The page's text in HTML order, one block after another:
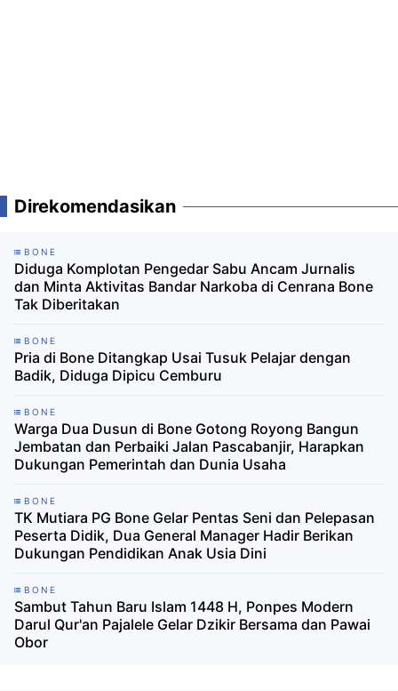
Direkomendasikan
BONE
Diduga Komplotan Pengedar Sabu Ancam Jurnalis
dan Minta Aktivitas Bandar Narkoba di Cenrana Bone
Tak Diberitakan
BONE
Pria di Bone Ditangkap Usai Tusuk Pelajar dengan
Badik, Diduga Dipicu Cemburu
BONE
Warga Dua Dusun di Bone Gotong Royong Bangun
Jembatan dan Perbaiki Jalan Pascabanjir, Harapkan
Dukungan Pemerintah dan Dunia Usaha
BONE
TK Mutiara PG Bone Gelar Pentas Seni dan Pelepasan
Peserta Didik, Dua General Manager Hadir Berikan
Dukungan Pendidikan Anak Usia Dini
BONE
Sambut Tahun Baru Islam 1448 H, Ponpes Modern
Darul Qur'an Pajalele Gelar Dzikir Bersama dan Pawai
Obor